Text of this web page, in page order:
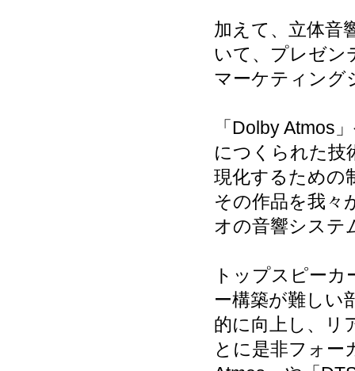
加えて、立体音
いて、プレゼン
マーケティング
「Dolby Atmos
につくられた技
現化するための
その作品を我々
オの音響システ
トップスピー
ー構築が難しい
的に向上し、リ
とに是非フォー